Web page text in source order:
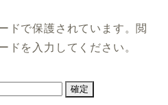
ドで保護されています。閲
ドを入力してください。